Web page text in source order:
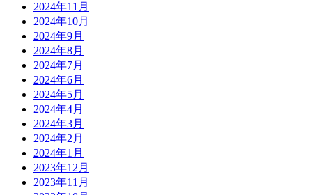
2024年11月
2024年10月
2024年9月
2024年8月
2024年7月
2024年6月
2024年5月
2024年4月
2024年3月
2024年2月
2024年1月
2023年12月
2023年11月